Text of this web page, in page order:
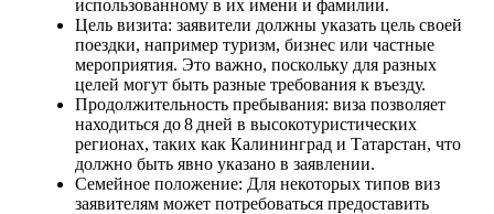
использованному в их имени и фамилии.
Цель визита: заявители должны указать цель своей
поездки, например туризм, бизнес или частные
мероприятия. Это важно, поскольку для разных
целей могут быть разные требования к въезду.
Продолжительность пребывания: виза позволяет
находиться до 8 дней в высокотуристических
регионах, таких как Калининград и Татарстан, что
должно быть явно указано в заявлении.
Семейное положение: Для некоторых типов виз
заявителям может потребоваться предоставить